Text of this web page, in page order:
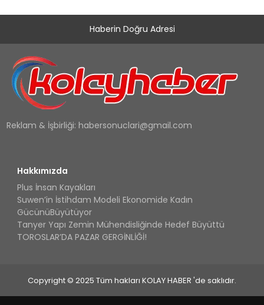
Haberin Doğru Adresi
Reklam & İşbirliği: habersonuclari@gmail.com
Hakkımızda
Plus İnsan Kayakları
Suwen’in İstihdam Modeli Ekonomide Kadın
GücünüBüyütüyor
Tanyer Yapı Zemin Mühendisliğinde Hedef Büyüttü
TOROSLAR’DA PAZAR GERGİNLİĞİ!
Copyright © 2025 Tüm hakları KOLAY HABER 'de saklıdır.